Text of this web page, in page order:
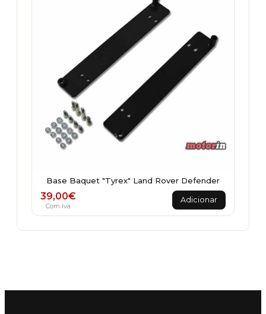
Base Baquet "Tyrex" Land Rover Defender
39,00€
Com Iva
Adicionar